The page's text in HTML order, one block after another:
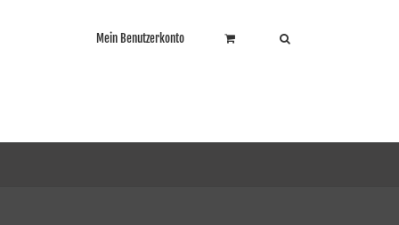
Mein Benutzerkonto